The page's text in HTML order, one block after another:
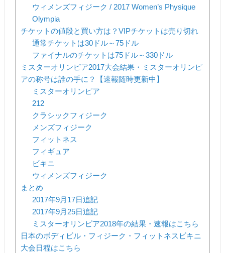
ウィメンズフィジーク / 2017 Women’s Physique
Olympia
チケットの値段と買い方は？VIPチケットは売り切れ
通常チケットは30ドル～75ドル
ファイナルのチケットは75ドル～330ドル
ミスターオリンピア2017大会結果・ミスターオリンピ
アの称号は誰の手に？【速報随時更新中】
ミスターオリンピア
212
クラシックフィジーク
メンズフィジーク
フィットネス
フィギュア
ビキニ
ウィメンズフィジーク
まとめ
2017年9月17日追記
2017年9月25日追記
ミスターオリンピア2018年の結果・速報はこちら
日本のボディビル・フィジーク・フィットネスビキニ
大会日程はこちら